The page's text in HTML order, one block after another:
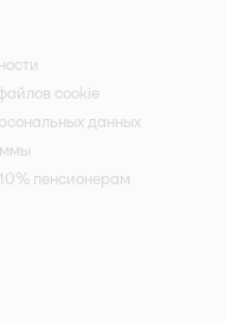
cookie
данных
пенсионерам